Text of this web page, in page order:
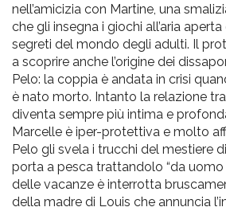
nell’amicizia con Martine, una
che gli insegna i giochi all’aria
segreti del mondo degli adulti. Il
a scoprire anche l’origine dei
Pelo: la coppia è andata in crisi
è nato morto. Intanto la relazione
diventa sempre più intima e
Marcelle è iper-protettiva e molto
Pelo gli svela i trucchi del mestiere
porta a pesca trattandolo “da uomo
delle vacanze è interrotta
della madre di Louis che annuncia